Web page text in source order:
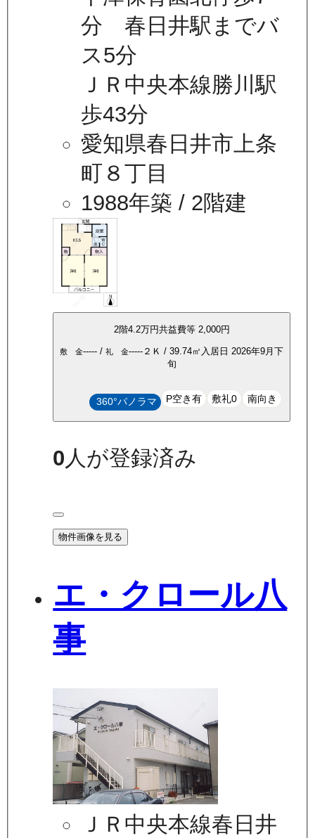
分 春日井駅までバ
ス5分
ＪＲ中央本線勝川駅
歩43分
愛知県春日井市上条
町８丁目
1988年築 / 2階建
2階4.2万円共益費等 2,000円
敷 金----- / 礼 金----- ２Ｋ / 39.74㎡ 入居日 2026年9月下
旬
360°パノラマ P空き有 敷礼0 南向き
0人が登録済み
物件画像を見る
エ・クロール八
事
ＪＲ中央本線春日井